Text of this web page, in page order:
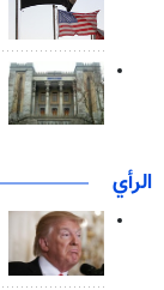
الرأي